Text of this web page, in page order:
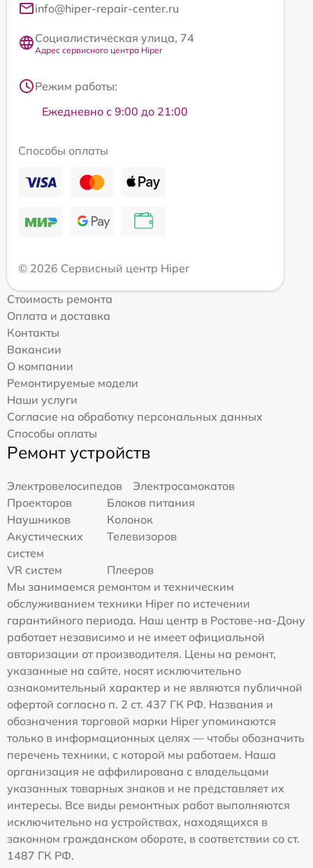
info@hiper-repair-center.ru
Социалистическая улица, 74
Адрес сервисного центра Hiper
Режим работы:
Ежедневно с 9:00 до 21:00
Способы оплаты
© 2026 Сервисный центр Hiper
Стоимость ремонта
Оплата и доставка
Контакты
Вакансии
О компании
Ремонтируемые модели
Наши услуги
Согласие на обработку персональных данных
Способы оплаты
Ремонт устройств
Электровелосипедов
Электросамокатов
Проекторов
Блоков питания
Наушников
Колонок
Акустических
систем
Телевизоров
VR систем
Плееров
Мы занимаемся ремонтом и техническим
обслуживанием техники Hiper по истечении
гарантийного периода. Наш центр в Ростове-на-Дону
работает независимо и не имеет официальной
авторизации от производителя. Цены на ремонт,
указанные на сайте, носят исключительно
ознакомительный характер и не являются публичной
офертой согласно п. 2 ст. 437 ГК РФ. Названия и
обозначения торговой марки Hiper упоминаются
только в информационных целях — чтобы обозначить
перечень техники, с которой мы работаем. Наша
организация не аффилирована с владельцами
указанных товарных знаков и не представляет их
интересы. Все виды ремонтных работ выполняются
исключительно на устройствах, находящихся в
законном гражданском обороте, в соответствии со ст.
1487 ГК РФ.